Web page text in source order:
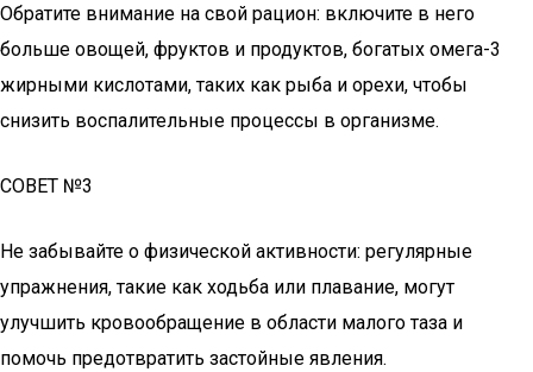
Обратите внимание на свой рацион: включите в него
больше овощей, фруктов и продуктов, богатых омега-3
жирными кислотами, таких как рыба и орехи, чтобы
снизить воспалительные процессы в организме.
СОВЕТ №3
Не забывайте о физической активности: регулярные
упражнения, такие как ходьба или плавание, могут
улучшить кровообращение в области малого таза и
помочь предотвратить застойные явления.